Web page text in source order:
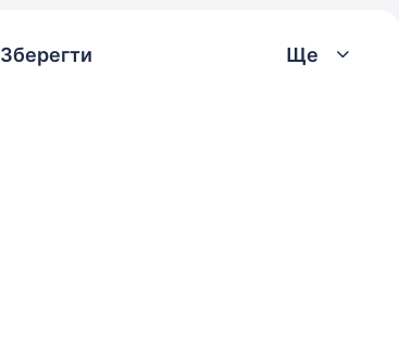
Зберегти Ще